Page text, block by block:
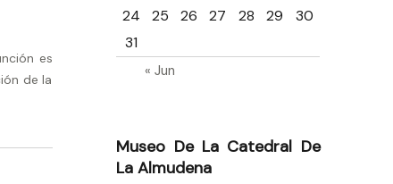
es
de la
« Jun
24
25 26 27 28 29
30
31
Museo De La Catedral De
La Almudena